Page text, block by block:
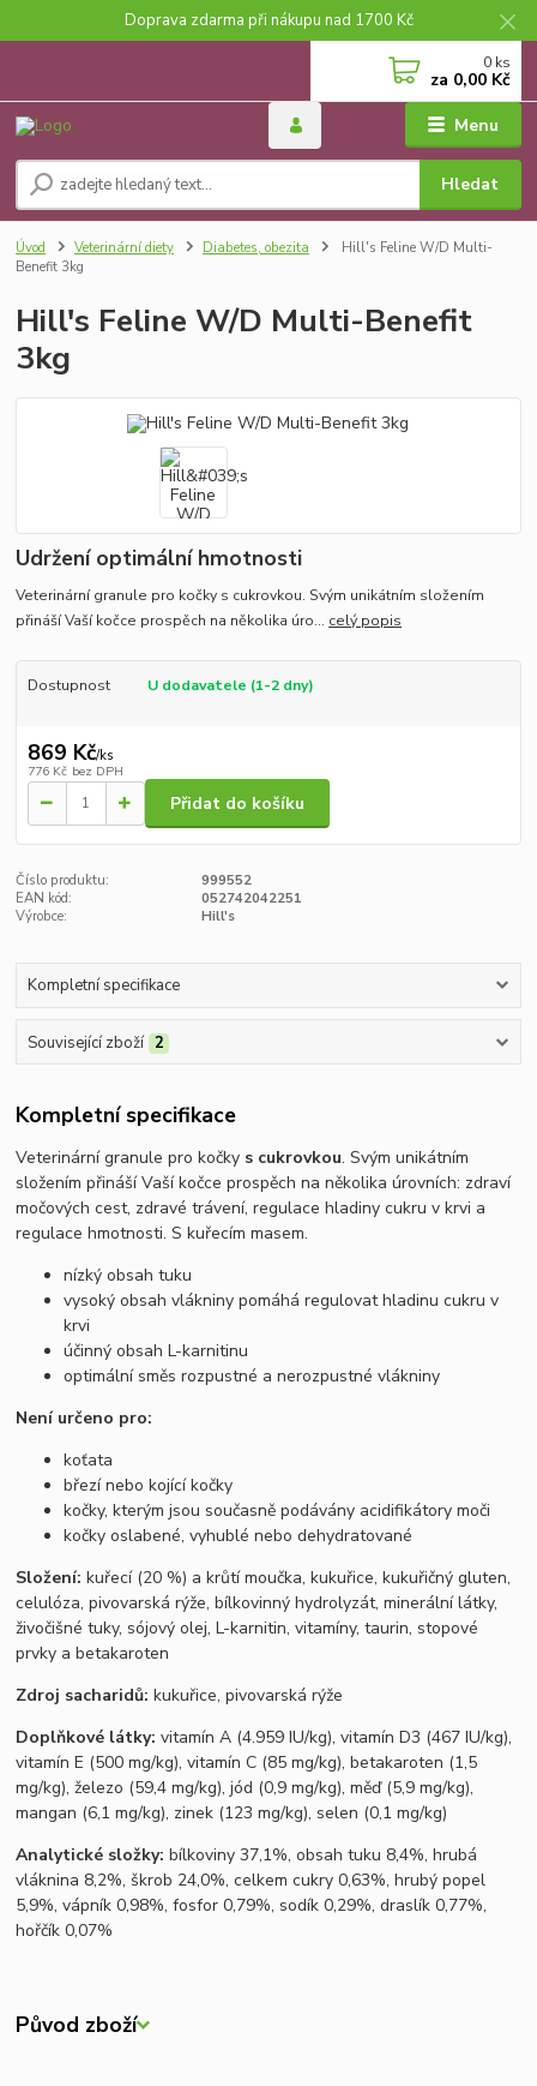
Doprava zdarma při nákupu nad 1700 Kč
Menu
Hledat
0 ks
za 0,00 Kč
Úvod Veterinární diety Diabetes, obezita
Hill's Feline W/D Multi-
Benefit 3kg
Hill's Feline W/D Multi-Benefit
3kg
Udržení optimální hmotnosti
Veterinární granule pro kočky s cukrovkou. Svým unikátním složením
přináší Vaší kočce prospěch na několika úro... celý popis
Dostupnost U dodavatele (1-2 dny)
869 Kč/ks
776 Kč bez DPH
Přidat do košíku
Číslo produktu:
999552
EAN kód:
052742042251
Výrobce:
Hill's
Kompletní specifikace
Související zboží 2
Kompletní specifikace
Veterinární granule pro kočky s cukrovkou. Svým unikátním
složením přináší Vaší kočce prospěch na několika úrovních: zdraví
močových cest, zdravé trávení, regulace hladiny cukru v krvi a
regulace hmotnosti. S kuřecím masem.
nízký obsah tuku
vysoký obsah vlákniny pomáhá regulovat hladinu cukru v
krvi
účinný obsah L-karnitinu
optimální směs rozpustné a nerozpustné vlákniny
Není určeno pro:
koťata
březí nebo kojící kočky
kočky, kterým jsou současně podávány acidifikátory moči
kočky oslabené, vyhublé nebo dehydratované
Složení: kuřecí (20 %) a krůtí moučka, kukuřice, kukuřičný gluten,
celulóza, pivovarská rýže, bílkovinný hydrolyzát, minerální látky,
živočišné tuky, sójový olej, L-karnitin, vitamíny, taurin, stopové
prvky a betakaroten
Zdroj sacharidů: kukuřice, pivovarská rýže
Doplňkové látky: vitamín A (4.959 IU/kg), vitamín D3 (467 IU/kg),
vitamín E (500 mg/kg), vitamín C (85 mg/kg), betakaroten (1,5
mg/kg), železo (59,4 mg/kg), jód (0,9 mg/kg), měď (5,9 mg/kg),
mangan (6,1 mg/kg), zinek (123 mg/kg), selen (0,1 mg/kg)
Analytické složky: bílkoviny 37,1%, obsah tuku 8,4%, hrubá
vláknina 8,2%, škrob 24,0%, celkem cukry 0,63%, hrubý popel
5,9%, vápník 0,98%, fosfor 0,79%, sodík 0,29%, draslík 0,77%,
hořčík 0,07%
Původ zboží